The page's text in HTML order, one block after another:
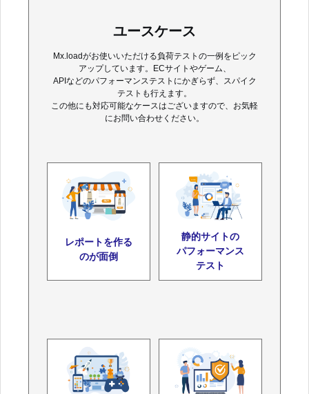
ユースケース
Mx.loadがお使いいただける負荷テストの一例をピック
アップしています。ECサイトやゲーム、
APIなどのパフォーマンステストにかぎらず、スパイク
テストも行えます。
この他にも対応可能なケースはございますので、お気軽
にお問い合わせください。
レポートを作る
のが面倒
静的サイトの
パフォーマンス
テスト